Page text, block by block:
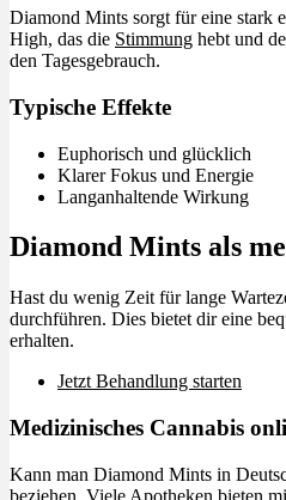
Diamond Mints sorgt für eine stark
High, das die Stimmung hebt und
den Tagesgebrauch.
Typische Effekte
Euphorisch und glücklich
Klarer Fokus und Energie
Langanhaltende Wirkung
Diamond Mints als
Hast du wenig Zeit für lange
durchführen. Dies bietet dir eine
erhalten.
Jetzt Behandlung starten
Medizinisches Cannabis
Kann man Diamond Mints in
beziehen. Viele Apotheken bieten